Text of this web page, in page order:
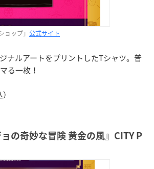
ップ」 公式サイト
ナルアートをプリントしたTシャツ。普
る一枚！
の奇妙な冒険 黄金の風』CITY P